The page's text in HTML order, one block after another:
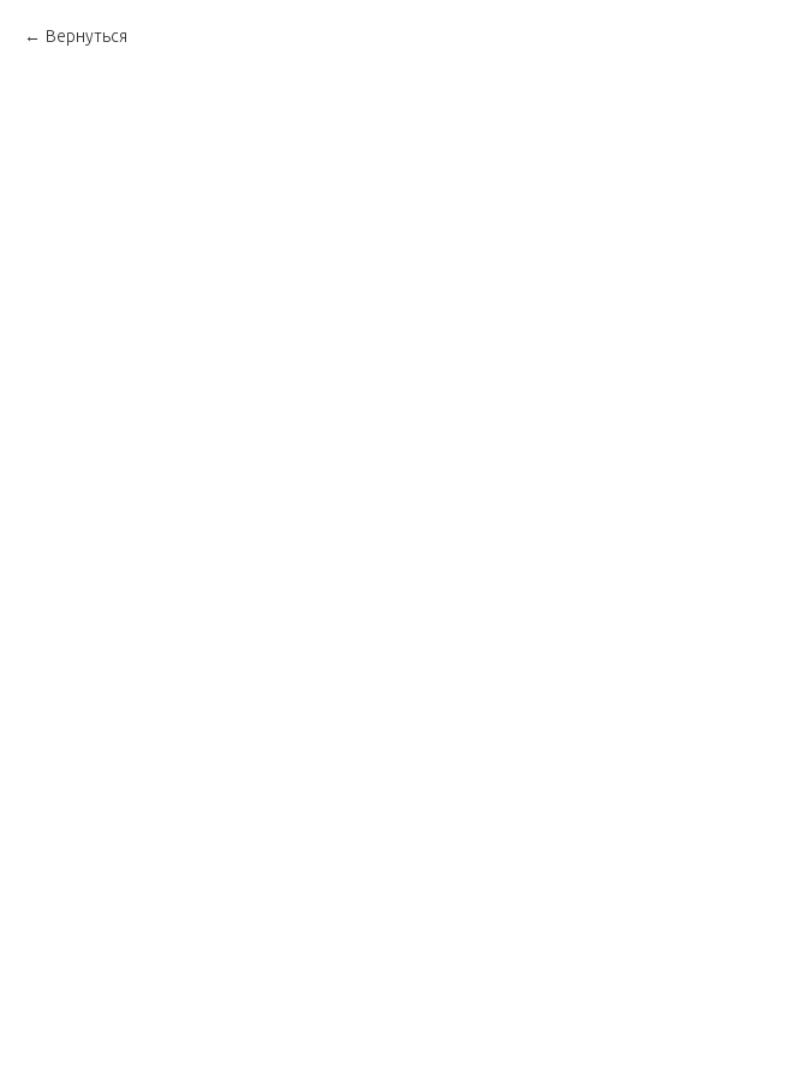
Вернуться